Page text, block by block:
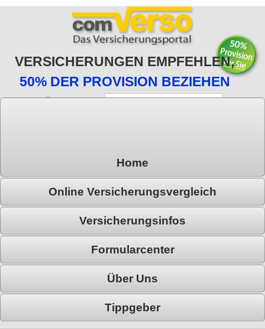
VERSICHERUNGEN EMPFEHLEN,
50% DER PROVISION BEZIEHEN
E-Mail:
Home
Online Versicherungsvergleich
Versicherungsinfos
Formularcenter
Über Uns
Tippgeber